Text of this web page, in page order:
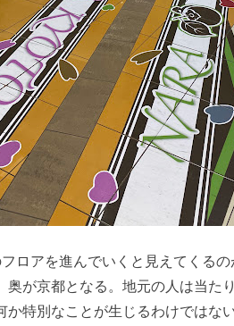
ロアを進んでいくと見えてくるの
奥が京都となる。地元の人は当た
か特別なことが生じるわけではな